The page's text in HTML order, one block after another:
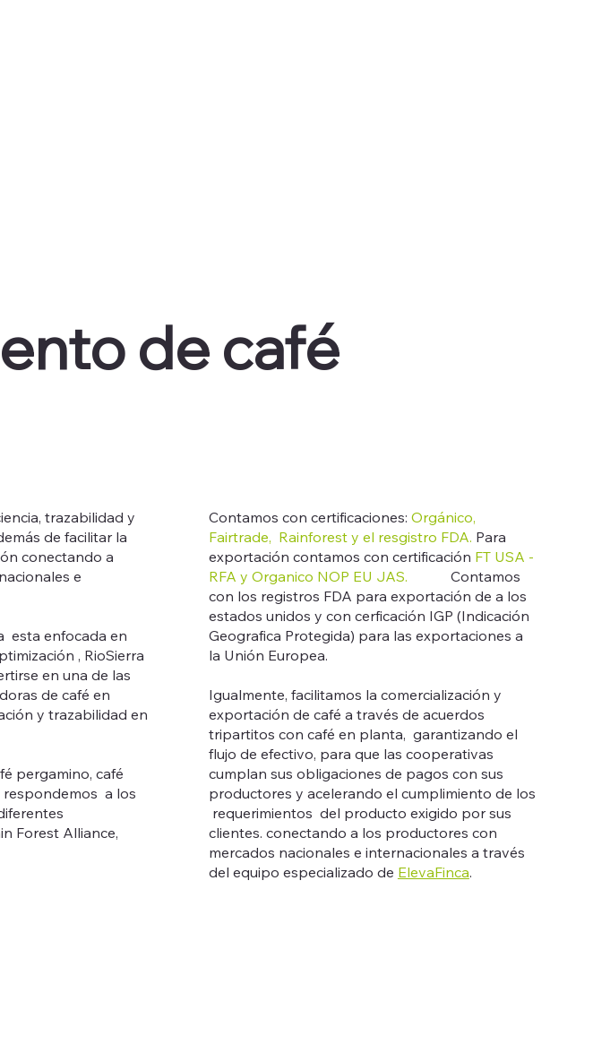
de café
trazabilidad y
de facilitar la
conectando a
e
esta enfocada en
, RioSierra
en una de las
de café en
y trazabilidad en
pergamino, café
a los
Forest Alliance,
Contamos con certificaciones: Orgánico,
Fairtrade, Rainforest y el resgistro FDA. Para
exportación contamos con certificación FT USA -
RFA y Organico NOP EU JAS. Contamos
con los registros FDA para exportación de a los
estados unidos y con cerficación IGP (Indicación
Geografica Protegida) para las exportaciones a
la Unión Europea.
Igualmente, facilitamos la comercialización y
exportación de café a través de acuerdos
tripartitos con café en planta, garantizando el
flujo de efectivo, para que las cooperativas
cumplan sus obligaciones de pagos con sus
productores y acelerando el cumplimiento de los
requerimientos del producto exigido por sus
clientes. conectando a los productores con
mercados nacionales e internacionales a través
del equipo especializado de ElevaFinca.